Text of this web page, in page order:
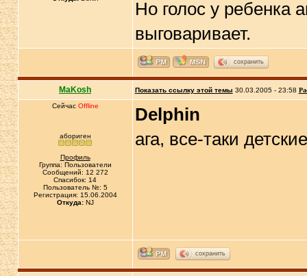
Но голос у ребенка
выговаривает.
сохранить
MaKosh Показать ссылку этой темы 30.03.2005 - 23:58
Сейчас Offline
абориген
Профиль
Группа: Пользователи
Сообщений: 12 272
Спасибок: 14
Пользователь №: 5
Регистрация: 15.06.2004
Откуда:NJ
Delphin
ага, все-таки
сохранить